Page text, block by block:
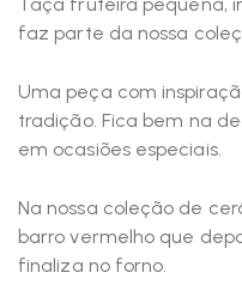
faz parte da nossa
Uma peça com
tradição. Fica bem na
em ocasiões especiais.
Na nossa coleção de
barro vermelho que
finaliza no forno.